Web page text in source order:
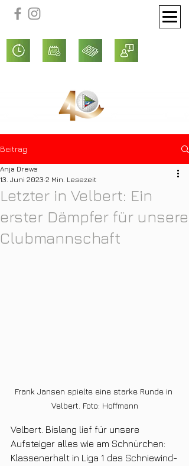
Beitrag
Letzter in Velbert: Ein
erster Dämpfer für unsere
Clubmannschaft
Anja Drews
13. Juni 2023 2 Min. Lesezeit
Frank Jansen spielte eine starke Runde in
Velbert. Foto: Hoffmann
Velbert. Bislang lief für unsere
Aufsteiger alles wie am Schnürchen:
Klassenerhalt in Liga 1 des Schniewind-